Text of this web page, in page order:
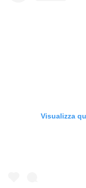
Visualizza